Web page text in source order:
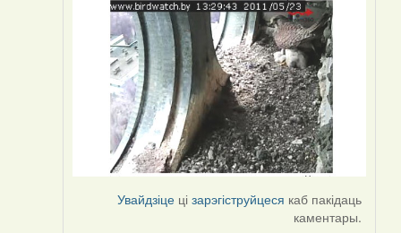
Увайдзіце цізарэгіструйцеся каб пакідаць
каментары.